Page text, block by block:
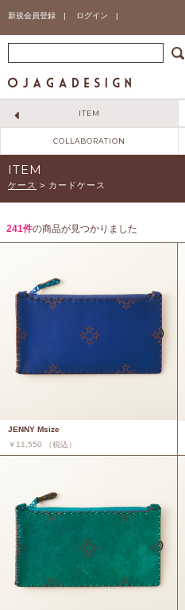
新規会員登録 | ログイン |
ITEM
COLLABORATION
ITEM
ケース > カードケース
241件の商品が見つかりました
JENNY Msize
￥11,550 （税込）